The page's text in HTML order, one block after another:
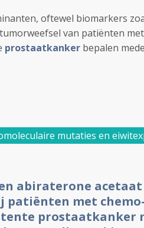
oftewel biomarkers
van patiënten
prostaatkanker bepalen
mutaties en
abiraterone
patiënten met
prostaatkanker